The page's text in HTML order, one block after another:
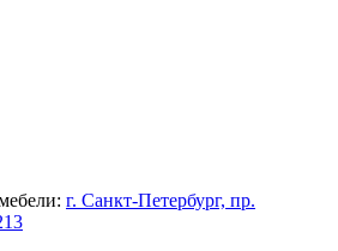
г. Санкт-Петербург, пр.